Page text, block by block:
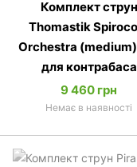
Комплект струн
Thomastik
Orchestra
для контрабаса
9 460 грн
Немає в наявності